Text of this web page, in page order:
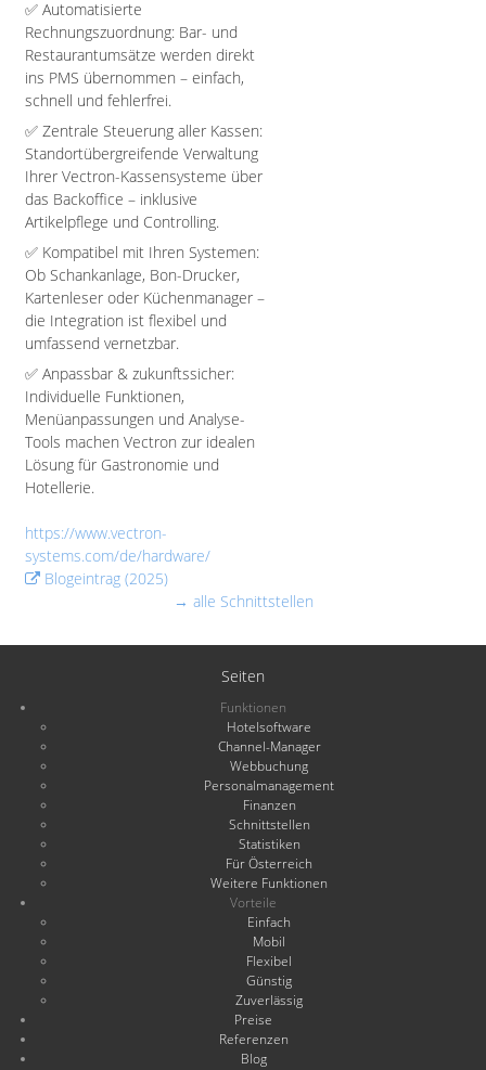
✅ Automatisierte
Rechnungszuordnung: Bar- und
Restaurantumsätze werden direkt
ins PMS übernommen – einfach,
schnell und fehlerfrei.
✅ Zentrale Steuerung aller Kassen:
Standortübergreifende Verwaltung
Ihrer Vectron-Kassensysteme über
das Backoffice – inklusive
Artikelpflege und Controlling.
✅ Kompatibel mit Ihren Systemen:
Ob Schankanlage, Bon-Drucker,
Kartenleser oder Küchenmanager –
die Integration ist flexibel und
umfassend vernetzbar.
✅ Anpassbar & zukunftssicher:
Individuelle Funktionen,
Menüanpassungen und Analyse-
Tools machen Vectron zur idealen
Lösung für Gastronomie und
Hotellerie.
https://www.vectron-
systems.com/de/hardware/
Blogeintrag (2025)
→ alle Schnittstellen
Seiten
Funktionen
Hotelsoftware
Channel-Manager
Webbuchung
Personalmanagement
Finanzen
Schnittstellen
Statistiken
Für Österreich
Weitere Funktionen
Vorteile
Einfach
Mobil
Flexibel
Günstig
Zuverlässig
Preise
Referenzen
Blog